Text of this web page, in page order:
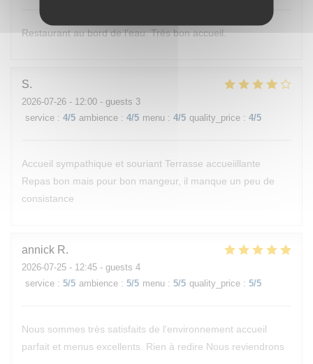
Restaurant au bord de l’eau. Très bon accueil.
S
2026-07-26 - 12:00 - guests 3
service : 4/5 ambience : 4/5 menu : 4/5 quality_price : 4/5
Accueil sympathique et souriant Terrasse accueiillante
Repas bon mais pour bon mangeur, il manque un peu de
consistance
annick R
2026-07-25 - 12:45 - guests 4
service : 5/5 ambience : 5/5 menu : 5/5 quality_price : 5/5
Nous sommes très satisfaits de l'environnement accueil
parfait et menus excellents. Rien à redire Nous reviendrons